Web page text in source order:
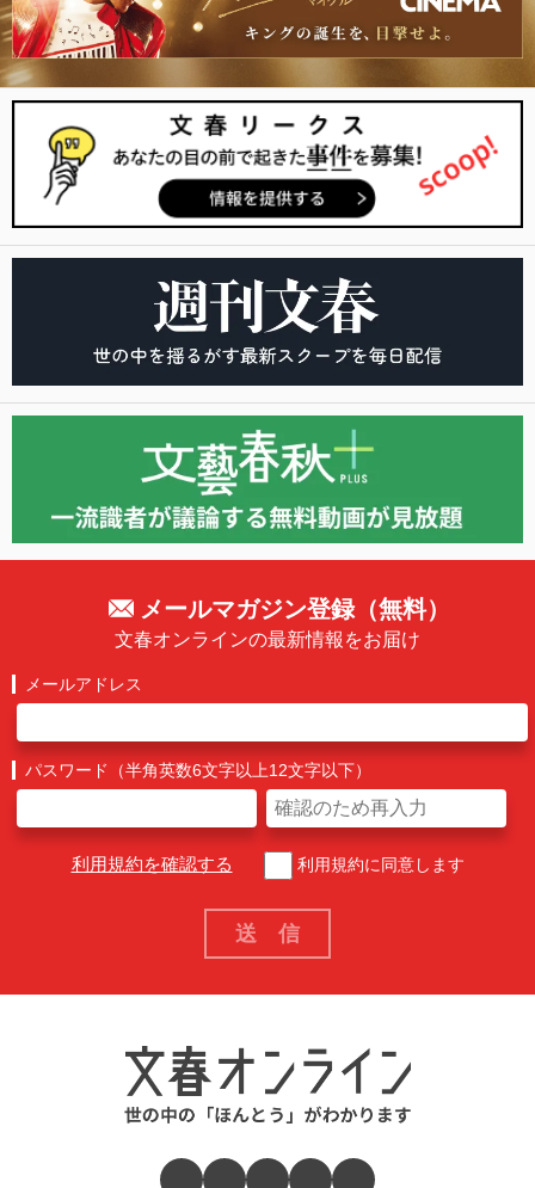
メールマガジン登録（無料）
文春オンラインの最新情報をお届け
メールアドレス
パスワード（半角英数6文字以上12文字以下）
利用規約を確認する 利用規約に同意します